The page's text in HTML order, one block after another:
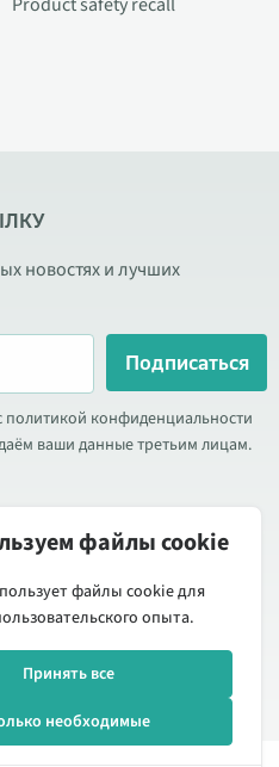
новостях и лучших
Подписаться
политикой конфиденциальности
ваши данные третьим лицам.
акциях, новых
обзоры продукции.
файлы cookie
файлы cookie для
опыта.
Принять все
необходимые